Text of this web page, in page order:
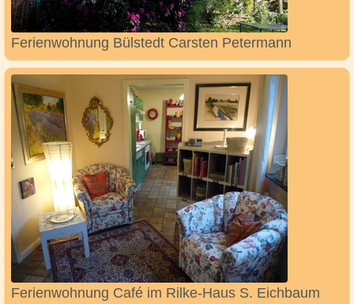
Ferienwohnung Bülstedt Carsten Petermann
Ferienwohnung Café im Rilke-Haus S. Eichbaum